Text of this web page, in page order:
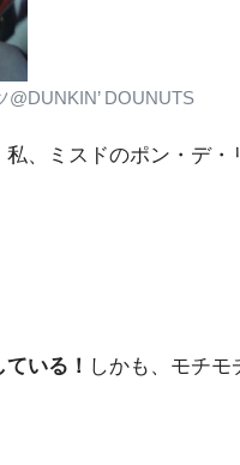
DOUNUTS
、ミスドのポン・デ
いる！ しかも、モチ